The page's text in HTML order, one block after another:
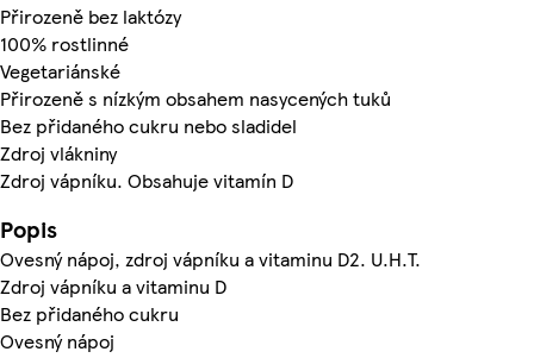
Přirozeně bez laktózy
100% rostlinné
Vegetariánské
Přirozeně s nízkým obsahem nasycených tuků
Bez přidaného cukru nebo sladidel
Zdroj vlákniny
Zdroj vápníku. Obsahuje vitamín D
Popis
Ovesný nápoj, zdroj vápníku a vitaminu D2. U.H.T.
Zdroj vápníku a vitaminu D
Bez přidaného cukru
Ovesný nápoj